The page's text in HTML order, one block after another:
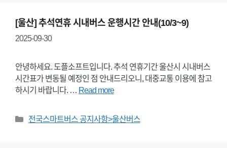
[울산] 추석연휴 시내버스 운행시간 안내(10/3~9)
2025-09-30
안녕하세요. 도플소프트입니다. 추석 연휴기간 울산시 시내버스
시간표가 변동될 예정인 점 안내드리오니, 대중교통 이용에 참고
하시기 바랍니다. … Read more
Categories
전국스마트버스 공지사항>울산버스